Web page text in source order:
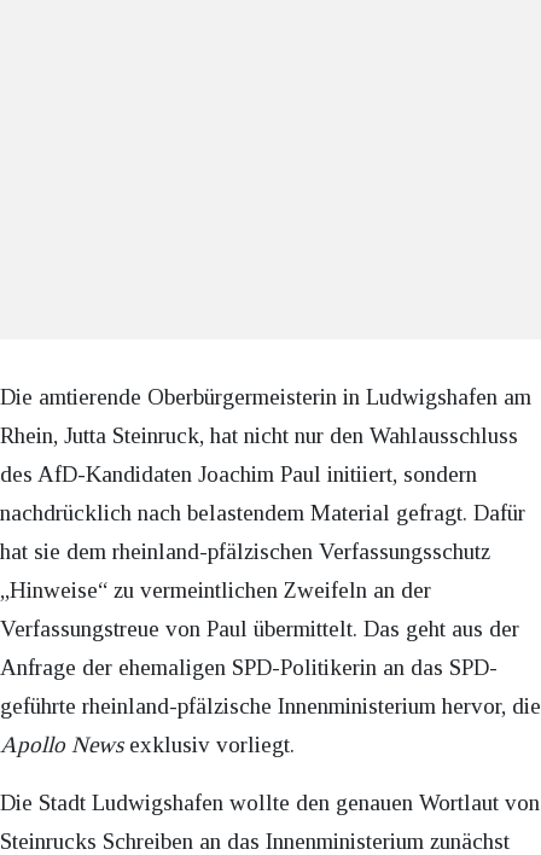
Die amtierende Oberbürgermeisterin in Ludwigshafen am
Rhein, Jutta Steinruck, hat nicht nur den Wahlausschluss
des AfD-Kandidaten Joachim Paul initiiert, sondern
nachdrücklich nach belastendem Material gefragt. Dafür
hat sie dem rheinland-pfälzischen Verfassungsschutz
„Hinweise“ zu vermeintlichen Zweifeln an der
Verfassungstreue von Paul übermittelt. Das geht aus der
Anfrage der ehemaligen SPD-Politikerin an das SPD-
geführte rheinland-pfälzische Innenministerium hervor, die
Apollo Newsexklusiv vorliegt.
Die Stadt Ludwigshafen wollte den genauen Wortlaut von
Steinrucks Schreiben an das Innenministerium zunächst